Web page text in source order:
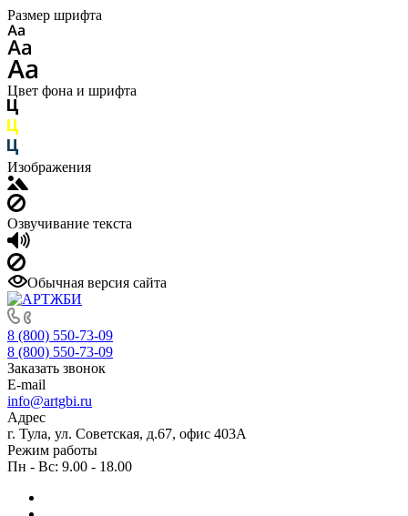
Размер шрифта
Цвет фона и шрифта
Изображения
Озвучивание текста
Обычная версия сайта
8 (800) 550-73-09
8 (800) 550-73-09
Заказать звонок
E-mail
info@artgbi.ru
Адрес
г. Тула, ул. Советская, д.67, офис 403А
Режим работы
Пн - Вс: 9.00 - 18.00